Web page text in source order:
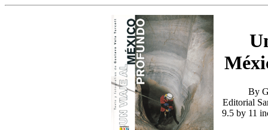
By
Editorial
9.5 by 11